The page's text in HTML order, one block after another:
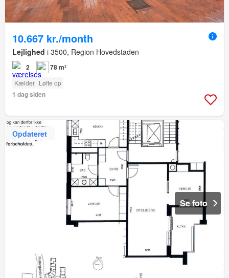
10.667 kr./month
Lejlighed i 3500, Region Hovedstaden
2 78 m²
Kælder Løfte op
1 dag siden
Opdateret
Se foto